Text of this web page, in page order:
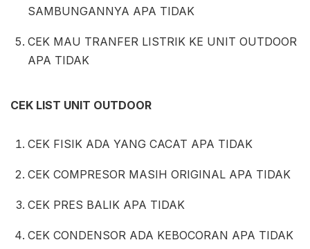
SAMBUNGANNYA APA TIDAK
CEK MAU TRANFER LISTRIK KE UNIT OUTDOOR
APA TIDAK
CEK LIST UNIT OUTDOOR
CEK FISIK ADA YANG CACAT APA TIDAK
CEK COMPRESOR MASIH ORIGINAL APA TIDAK
CEK PRES BALIK APA TIDAK
CEK CONDENSOR ADA KEBOCORAN APA TIDAK